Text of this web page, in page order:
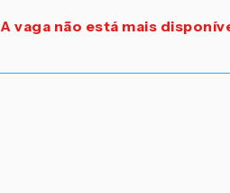
A vaga não está mais